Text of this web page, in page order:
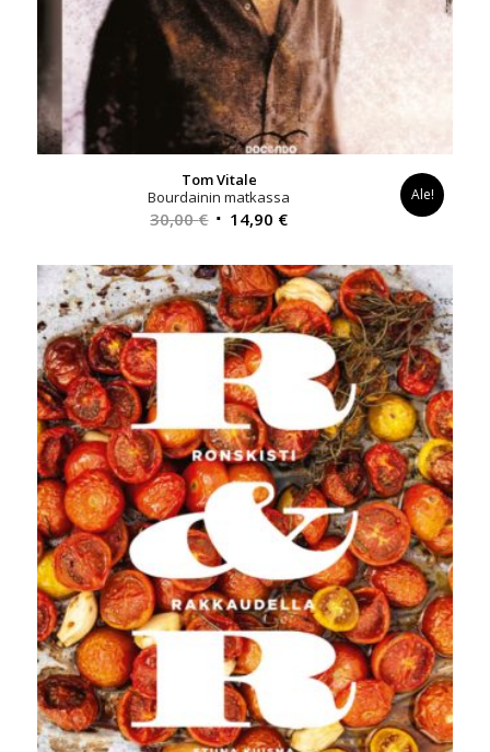
Tom Vitale
Bourdainin matkassa
30,00€ Alkuperäinen
oli:
30,00 €.
14,90 €Nykyinen
on:
14,90 €.
Ale!